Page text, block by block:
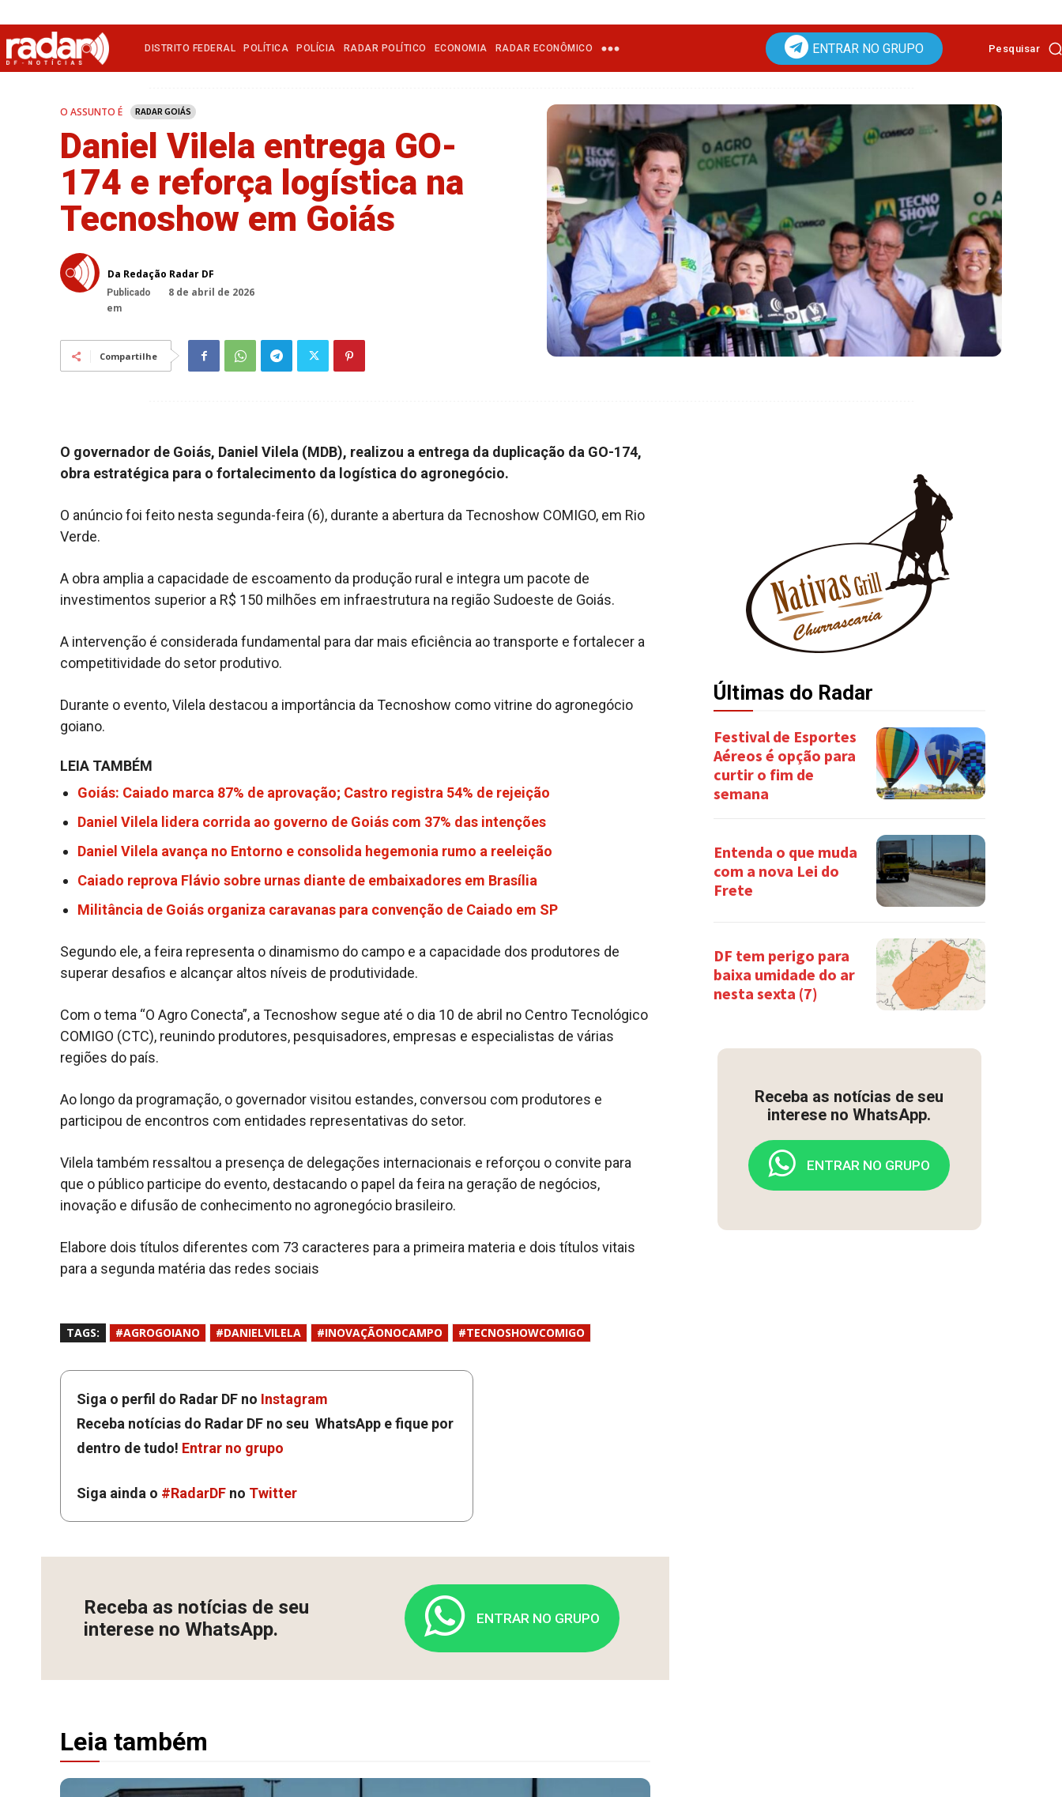
DISTRITO FEDERAL POLÍTICA POLÍCIA RADAR POLÍTICO ECONOMIA RADAR ECONÔMICO ENTRAR NO GRUPO Pesquisar
O ASSUNTO É RADAR GOIÁS
Daniel Vilela entrega GO-
174 e reforça logística na
Tecnoshow em Goiás
Da Redação Radar DF
Publicado
em
8 de abril de 2026
Compartilhe
O governador de Goiás, Daniel Vilela (MDB), realizou a entrega da duplicação da GO-174,
obra estratégica para o fortalecimento da logística do agronegócio.
O anúncio foi feito nesta segunda-feira (6), durante a abertura da Tecnoshow COMIGO, em Rio
Verde.
A obra amplia a capacidade de escoamento da produção rural e integra um pacote de
investimentos superior a R$ 150 milhões em infraestrutura na região Sudoeste de Goiás.
A intervenção é considerada fundamental para dar mais eficiência ao transporte e fortalecer a
competitividade do setor produtivo.
Durante o evento, Vilela destacou a importância da Tecnoshow como vitrine do agronegócio
goiano.
LEIA TAMBÉM
Goiás: Caiado marca 87% de aprovação; Castro registra 54% de rejeição
Daniel Vilela lidera corrida ao governo de Goiás com 37% das intenções
Daniel Vilela avança no Entorno e consolida hegemonia rumo a reeleição
Caiado reprova Flávio sobre urnas diante de embaixadores em Brasília
Militância de Goiás organiza caravanas para convenção de Caiado em SP
Segundo ele, a feira representa o dinamismo do campo e a capacidade dos produtores de
superar desafios e alcançar altos níveis de produtividade.
Com o tema “O Agro Conecta”, a Tecnoshow segue até o dia 10 de abril no Centro Tecnológico
COMIGO (CTC), reunindo produtores, pesquisadores, empresas e especialistas de várias
regiões do país.
Ao longo da programação, o governador visitou estandes, conversou com produtores e
participou de encontros com entidades representativas do setor.
Vilela também ressaltou a presença de delegações internacionais e reforçou o convite para
que o público participe do evento, destacando o papel da feira na geração de negócios,
inovação e difusão de conhecimento no agronegócio brasileiro.
Elabore dois títulos diferentes com 73 caracteres para a primeira materia e dois títulos vitais
para a segunda matéria das redes sociais
TAGS: #AGROGOIANO #DANIELVILELA #INOVAÇÃONOCAMPO #TECNOSHOWCOMIGO
Siga o perfil do Radar DF no Instagram
Receba notícias do Radar DF no seu WhatsApp e fique por
dentro de tudo! Entrar no grupo
Siga ainda o #RadarDF no Twitter
Receba as notícias de seu
interese no WhatsApp.
ENTRAR NO GRUPO
Leia também
Últimas do Radar
Festival de Esportes
Aéreos é opção para
curtir o fim de
semana
Entenda o que muda
com a nova Lei do
Frete
DF tem perigo para
baixa umidade do ar
nesta sexta (7)
Receba as notícias de seu
interese no WhatsApp.
ENTRAR NO GRUPO